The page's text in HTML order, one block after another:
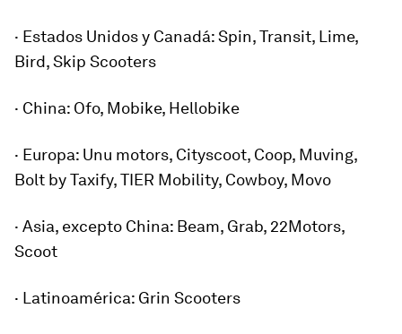
· Estados Unidos y Canadá: Spin, Transit, Lime,
Bird, Skip Scooters
· China: Ofo, Mobike, Hellobike
· Europa: Unu motors, Cityscoot, Coop, Muving,
Bolt by Taxify, TIER Mobility, Cowboy, Movo
· Asia, excepto China: Beam, Grab, 22Motors,
Scoot
· Latinoamérica: Grin Scooters